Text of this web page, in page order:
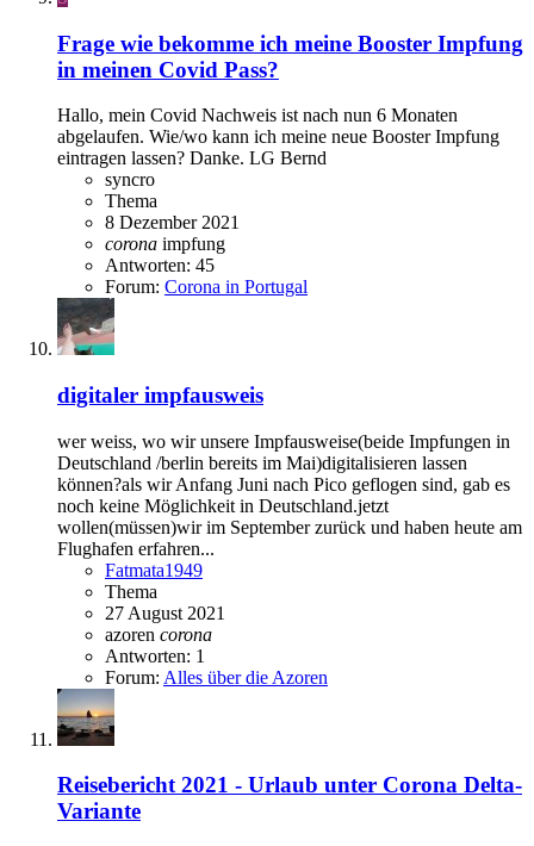
Frage wie bekomme ich meine Booster Impfung
in meinen Covid Pass?
Hallo, mein Covid Nachweis ist nach nun 6 Monaten
abgelaufen. Wie/wo kann ich meine neue Booster Impfung
eintragen lassen? Danke. LG Bernd
syncro
Thema
8 Dezember 2021
corona impfung
Antworten: 45
Forum: Corona in Portugal
digitaler impfausweis
wer weiss, wo wir unsere Impfausweise(beide Impfungen in
Deutschland /berlin bereits im Mai)digitalisieren lassen
können?als wir Anfang Juni nach Pico geflogen sind, gab es
noch keine Möglichkeit in Deutschland.jetzt
wollen(müssen)wir im September zurück und haben heute am
Flughafen erfahren...
Fatmata1949
Thema
27 August 2021
azoren corona
Antworten: 1
Forum: Alles über die Azoren
Reisebericht 2021 - Urlaub unter Corona Delta-
Variante